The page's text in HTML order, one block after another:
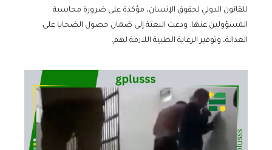
للقانون الدولي لحقوق الإنسان، مؤكدة على ضرورة محاسبة
المسؤولين عنها. ودعت البعثة إلى ضمان حصول الضحايا على
العدالة، وتوفير الرعاية الطبية اللازمة لهم.